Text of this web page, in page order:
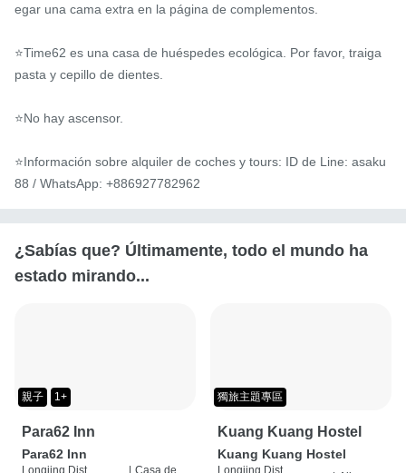
egar una cama extra en la página de complementos.
⭐️Time62 es una casa de huéspedes ecológica. Por favor, traiga
pasta y cepillo de dientes.
⭐️No hay ascensor.
⭐️Información sobre alquiler de coches y tours: ID de Line: asaku
88 / WhatsApp: +886927782962
¿Sabías que? Últimamente, todo el mundo ha
estado mirando...
親子 1+
Para62 Inn
Para62 Inn
獨旅主題專區
Kuang Kuang Hostel
Kuang Kuang Hostel